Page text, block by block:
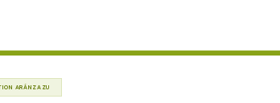
ARÁNZAZU